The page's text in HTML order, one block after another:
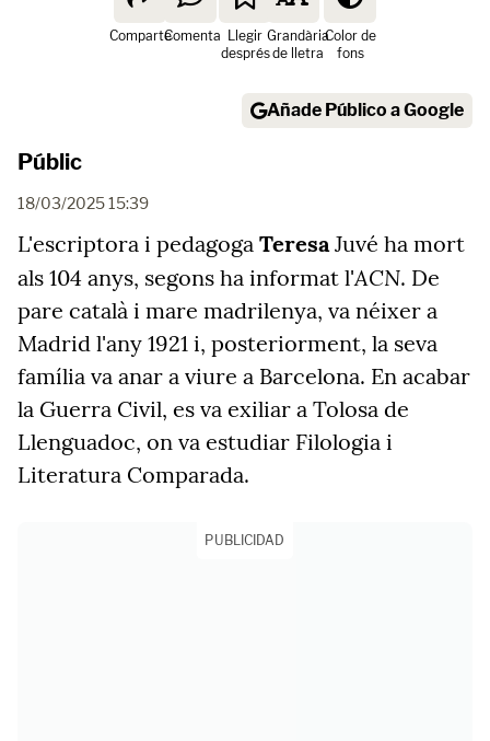
ComparteComenta Llegir
després
Grandària
de lletra
Color de
fons
Añade Público a Google
Públic
18/03/2025 15:39
L'escriptora i pedagoga TeresaJuvé ha mort
als 104 anys, segons ha informat l'ACN. De
pare català i mare madrilenya, va néixer a
Madrid l'any 1921 i, posteriorment, la seva
família va anar a viure a Barcelona. En acabar
la Guerra Civil, es va exiliar a Tolosa de
Llenguadoc, on va estudiar Filologia i
Literatura Comparada.
PUBLICIDAD